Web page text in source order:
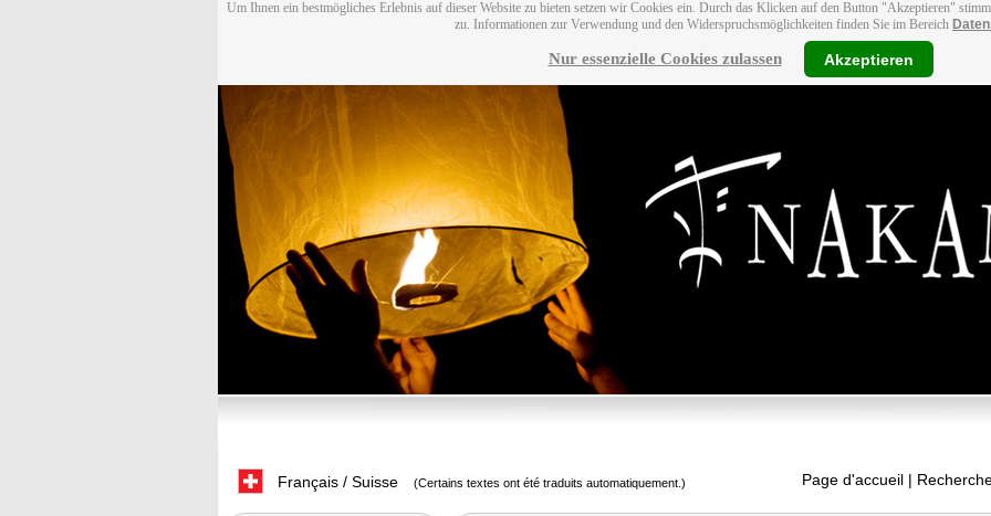
Um Ihnen ein bestmögliches Erlebnis auf dieser Website zu bieten setzen wir Cookies ein. Durch das Klicken auf den Button "Akzeptieren"
zu. Informationen zur Verwendung und den Widerspruchsmöglichkeiten finden Sie im Bereich
Nur essenzielle Cookies zulassen Akzeptieren
Français / Suisse (Certains textes ont été traduits automatiquement.) Page d'accueil |